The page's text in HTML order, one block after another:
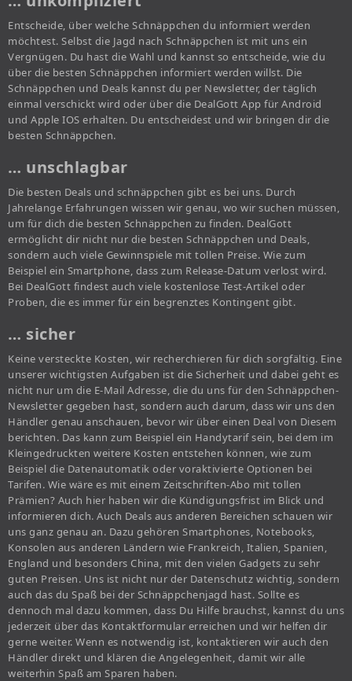
Entscheide, über welche Schnäppchen du informiert werden
möchtest. Selbst die Jagd nach Schnäppchen ist mit uns ein
Vergnügen. Du hast die Wahl und kannst so entscheide, wie du
über die besten Schnäppchen informiert werden willst. Die
Schnäppchen und Deals kannst du per Newsletter, der täglich
einmal verschickt wird oder über die DealGott App für Android
und Apple IOS erhalten. Du entscheidest und wir bringen dir die
besten Schnäppchen.
… unschlagbar
Die besten Deals und schnäppchen gibt es bei uns. Durch
Jahrelange Erfahrungen wissen wir genau, wo wir suchen müssen,
um für dich die besten Schnäppchen zu finden. DealGott
ermöglicht dir nicht nur die besten Schnäppchen und Deals,
sondern auch viele Gewinnspiele mit tollen Preise. Wie zum
Beispiel ein Smartphone, dass zum Release-Datum verlost wird.
Bei DealGott findest auch viele kostenlose Test-Artikel oder
Proben, die es immer für ein begrenztes Kontingent gibt.
… sicher
Keine versteckte Kosten, wir recherchieren für dich sorgfältig. Eine
unserer wichtigsten Aufgaben ist die Sicherheit und dabei geht es
nicht nur um die E-Mail Adresse, die du uns für den Schnäppchen-
Newsletter gegeben hast, sondern auch darum, dass wir uns den
Händler genau anschauen, bevor wir über einen Deal von Diesem
berichten. Das kann zum Beispiel ein Handytarif sein, bei dem im
Kleingedruckten weitere Kosten entstehen können, wie zum
Beispiel die Datenautomatik oder voraktivierte Optionen bei
Tarifen. Wie wäre es mit einem Zeitschriften-Abo mit tollen
Prämien? Auch hier haben wir die Kündigungsfrist im Blick und
informieren dich. Auch Deals aus anderen Bereichen schauen wir
uns ganz genau an. Dazu gehören Smartphones, Notebooks,
Konsolen aus anderen Ländern wie Frankreich, Italien, Spanien,
England und besonders China, mit den vielen Gadgets zu sehr
guten Preisen. Uns ist nicht nur der Datenschutz wichtig, sondern
auch das du Spaß bei der Schnäppchenjagd hast. Sollte es
dennoch mal dazu kommen, dass Du Hilfe brauchst, kannst du uns
jederzeit über das Kontaktformular erreichen und wir helfen dir
gerne weiter. Wenn es notwendig ist, kontaktieren wir auch den
Händler direkt und klären die Angelegenheit, damit wir alle
weiterhin Spaß am Sparen haben.